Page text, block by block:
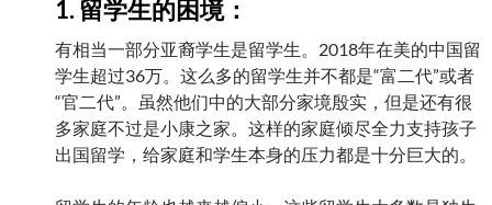
1. 留学生的困境：
有相当一部分亚裔学生是留学生。2018年在美的中国留
学生超过36万。这么多的留学生并不都是“富二代”或者
“官二代”。虽然他们中的大部分家境殷实，但是还有很
多家庭不过是小康之家。这样的家庭倾尽全力支持孩子
出国留学，给家庭和学生本身的压力都是十分巨大的。